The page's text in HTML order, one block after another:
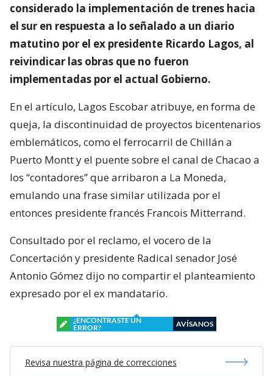
considerado la implementación de trenes hacia
el sur en respuesta a lo señalado a un diario
matutino por el ex presidente Ricardo Lagos, al
reivindicar las obras que no fueron
implementadas por el actual Gobierno.
En el artículo, Lagos Escobar atribuye, en forma de
queja, la discontinuidad de proyectos bicentenarios
emblemáticos, como el ferrocarril de Chillán a
Puerto Montt y el puente sobre el canal de Chacao a
los “contadores” que arribaron a La Moneda,
emulando una frase similar utilizada por el
entonces presidente francés Francois Mitterrand.
Consultado por el reclamo, el vocero de la
Concertación y presidente Radical senador José
Antonio Gómez dijo no compartir el planteamiento
expresado por el ex mandatario.
¿ENCONTRASTE UN
ERROR?
AVÍSANOS
Revisa nuestra página de correcciones